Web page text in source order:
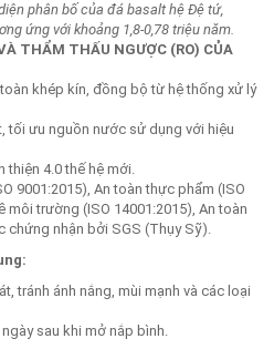
phân bố của đá basalt hệ Đệ tứ,
ứng với khoảng 1,8-0,78 triệu năm.
THẨM THẤU NGƯỢC (RO) CỦA
khép kín, đồng bộ từ hệ thống xử lý
tối ưu nguồn nước sử dụng với hiệu
thiện 4.0 thế hệ mới.
9001:2015), An toàn thực phẩm (ISO
môi trường (ISO 14001:2015), An toàn
chứng nhận bởi SGS (Thụy Sỹ).
tránh ánh nắng, mùi mạnh và các loại
sau khi mở nắp bình.